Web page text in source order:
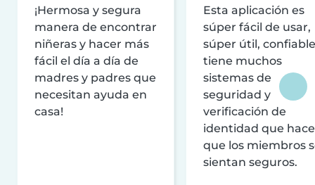
¡Hermosa y segura
manera de encontrar
niñeras y hacer más
fácil el día a día de
madres y padres que
necesitan ayuda en
casa!
Esta aplicación es
súper fácil de usar,
súper útil,
tiene muchos
sistemas de
seguridad y
verificación de
identidad que
que los miembros
sientan seguros.